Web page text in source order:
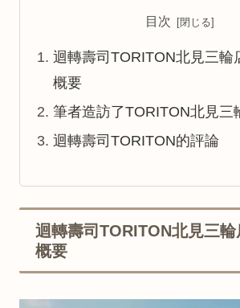
目次
迴轉壽司TORITON北見三輪
概要
筆者造訪了TORITON北見三
迴轉壽司TORITON的評論
迴轉壽司TORITON北見三
概要